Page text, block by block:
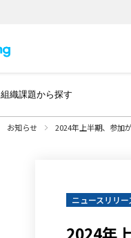
組織課題から探す
お知らせ 2024年上半期、参加
ニュースリリー
2024年